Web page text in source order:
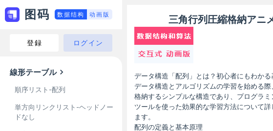
图码 数据结构 动画版
登録 ログイン
線形テーブル
順序リスト-配列
単方向リンクリスト-ヘッドノー
ドなし
三角行列圧縮格納アニ
データ構造「配列」とは？初心者にもわかる
データ構造とアルゴリズムの学習を始める
格納するシンプルな構造であり、プログラ
ツールを使った効果的な学習方法について
ます。
配列の定義と基本原理